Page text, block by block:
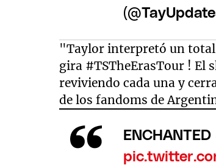
"Taylor interpretó un total
gira #TSTheErasTour ! El
reviviendo cada una y
de los fandoms de
ENCHANTED